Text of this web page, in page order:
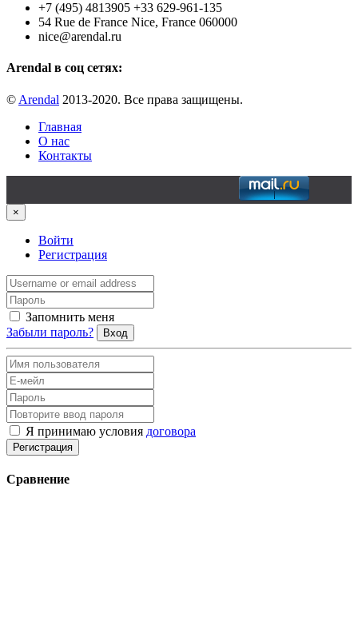
+7 (495) 4813905 +33 629-961-135
54 Rue de France Nice, France 060000
nice@arendal.ru
Arendal в соц сетях:
© Arendal 2013-2020. Все права защищены.
Главная
О нас
Контакты
×
Войти
Регистрация
Запомнить меня
Забыли пароль?
Вход
Я принимаю условия договора
Регистрация
Сравнение